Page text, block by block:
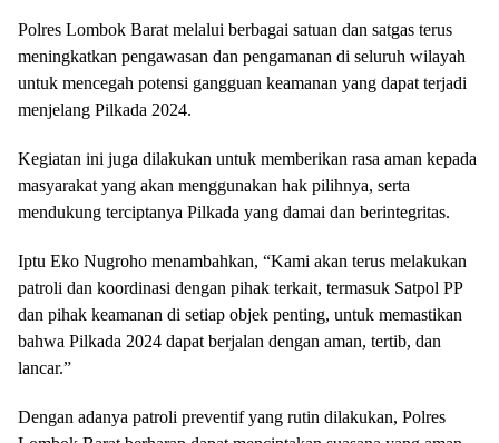
Polres Lombok Barat melalui berbagai satuan dan satgas terus
meningkatkan pengawasan dan pengamanan di seluruh wilayah
untuk mencegah potensi gangguan keamanan yang dapat terjadi
menjelang Pilkada 2024.
Kegiatan ini juga dilakukan untuk memberikan rasa aman kepada
masyarakat yang akan menggunakan hak pilihnya, serta
mendukung terciptanya Pilkada yang damai dan berintegritas.
Iptu Eko Nugroho menambahkan, “Kami akan terus melakukan
patroli dan koordinasi dengan pihak terkait, termasuk Satpol PP
dan pihak keamanan di setiap objek penting, untuk memastikan
bahwa Pilkada 2024 dapat berjalan dengan aman, tertib, dan
lancar.”
Dengan adanya patroli preventif yang rutin dilakukan, Polres